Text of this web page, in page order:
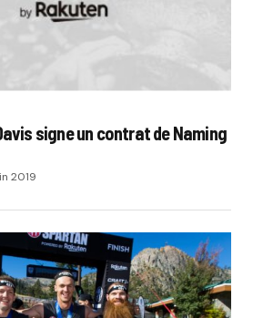
signe un contrat de Naming
2019